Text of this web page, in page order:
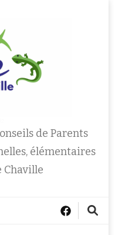
de Parents
élémentaires
Chaville